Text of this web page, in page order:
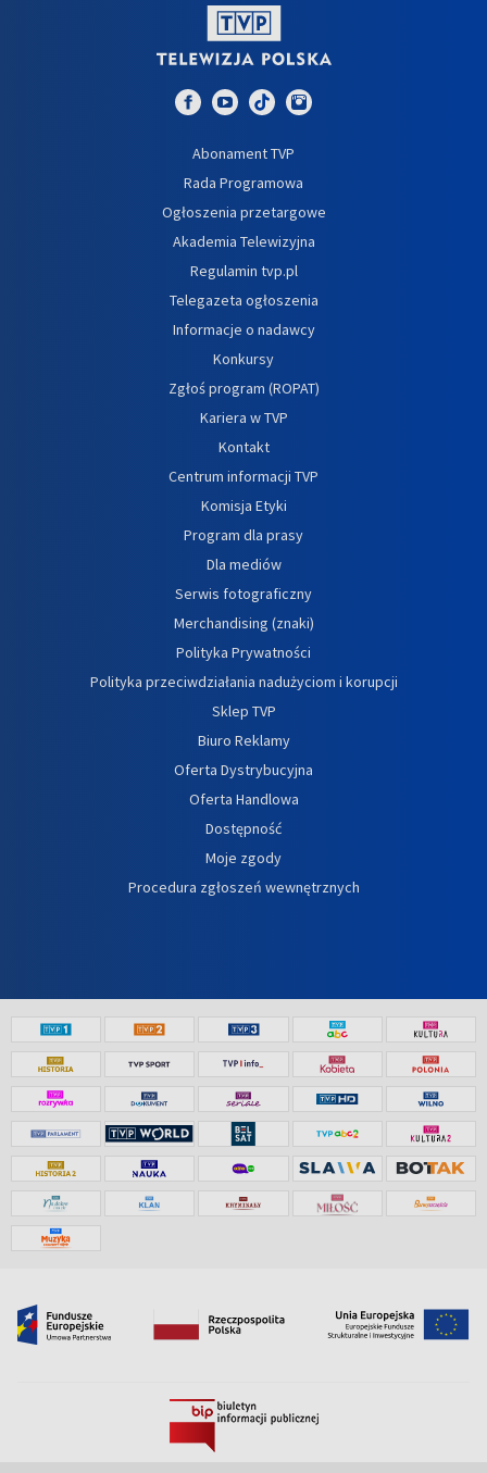
Abonament TVP
Rada Programowa
Ogłoszenia przetargowe
Akademia Telewizyjna
Regulamin tvp.pl
Telegazeta ogłoszenia
Informacje o nadawcy
Konkursy
Zgłoś program (ROPAT)
Kariera w TVP
Kontakt
Centrum informacji TVP
Komisja Etyki
Program dla prasy
Dla mediów
Serwis fotograficzny
Merchandising (znaki)
Polityka Prywatności
Polityka przeciwdziałania nadużyciom i korupcji
Sklep TVP
Biuro Reklamy
Oferta Dystrybucyjna
Oferta Handlowa
Dostępność
Moje zgody
Procedura zgłoszeń wewnętrznych